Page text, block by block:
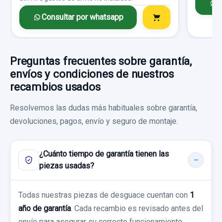
Consultar por whatsapp
PILOTO TRASERO DERECHO 0432200
HONDA CR-V (RD1/3) BÁSICO (RD1)
Garantía 1 año
25,00 €
Sin IVA, gastos de envío no incluidos.
Consultar por whatsapp
ELECTROVENTILADOR
Garantía 1 año
30,00 €
AMORTIGUADOR DELANTERO IZQUIERDO
AMORTIGUADOR DELANTERO IZQUIERDO
usado.
Consultar por whatsapp
Preguntas frecuentes sobre garantía,
envíos y condiciones de nuestros
recambios usados
Resolvemos las dudas más habituales sobre garantía,
devoluciones, pagos, envío y seguro de montaje.
¿Cuánto tiempo de garantía tienen las
piezas usadas?
Todas nuestras piezas de desguace cuentan con 1
año de garantía . Cada recambio es revisado antes del